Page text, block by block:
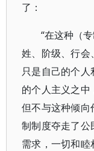
了：
“在这种（
姓、阶级、行会
只是自己的个
的个人主义之
但不与这种倾
制制度夺走了公
需求，一切和睦